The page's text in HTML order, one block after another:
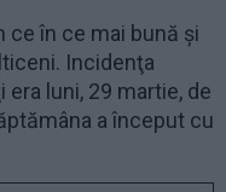
ce în ce mai bună şi
Incidenţa
luni, 29 martie, de
a început cu